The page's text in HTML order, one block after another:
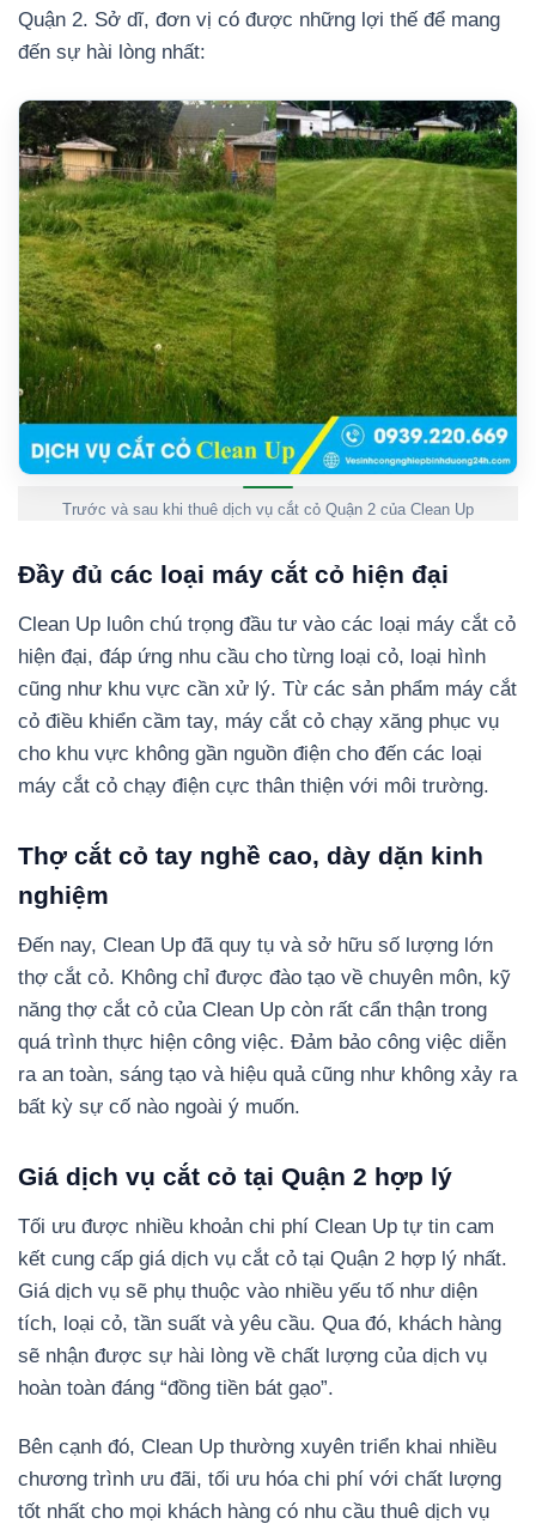
Quận 2. Sở dĩ, đơn vị có được những lợi thế để mang
đến sự hài lòng nhất:
Trước và sau khi thuê dịch vụ cắt cỏ Quận 2 của Clean Up
Đầy đủ các loại máy cắt cỏ hiện đại
Clean Up luôn chú trọng đầu tư vào các loại máy cắt cỏ
hiện đại, đáp ứng nhu cầu cho từng loại cỏ, loại hình
cũng như khu vực cần xử lý. Từ các sản phẩm máy cắt
cỏ điều khiển cầm tay, máy cắt cỏ chạy xăng phục vụ
cho khu vực không gần nguồn điện cho đến các loại
máy cắt cỏ chạy điện cực thân thiện với môi trường.
Thợ cắt cỏ tay nghề cao, dày dặn kinh
nghiệm
Đến nay, Clean Up đã quy tụ và sở hữu số lượng lớn
thợ cắt cỏ. Không chỉ được đào tạo về chuyên môn, kỹ
năng thợ cắt cỏ của Clean Up còn rất cẩn thận trong
quá trình thực hiện công việc. Đảm bảo công việc diễn
ra an toàn, sáng tạo và hiệu quả cũng như không xảy ra
bất kỳ sự cố nào ngoài ý muốn.
Giá dịch vụ cắt cỏ tại Quận 2 hợp lý
Tối ưu được nhiều khoản chi phí Clean Up tự tin cam
kết cung cấp giá dịch vụ cắt cỏ tại Quận 2 hợp lý nhất.
Giá dịch vụ sẽ phụ thuộc vào nhiều yếu tố như diện
tích, loại cỏ, tần suất và yêu cầu. Qua đó, khách hàng
sẽ nhận được sự hài lòng về chất lượng của dịch vụ
hoàn toàn đáng “đồng tiền bát gạo”.
Bên cạnh đó, Clean Up thường xuyên triển khai nhiều
chương trình ưu đãi, tối ưu hóa chi phí với chất lượng
tốt nhất cho mọi khách hàng có nhu cầu thuê dịch vụ